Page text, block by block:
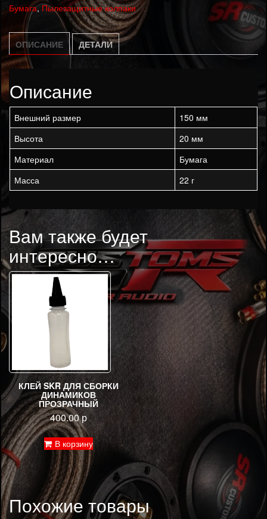
Бумага,Пылезащитные колпаки
ОПИСАНИЕ ДЕТАЛИ
Описание
Внешний размер
150 мм
Высота
20 мм
Материал
Бумага
Масса
22 г
Вам также будет
интересно…
КЛЕЙ SKR ДЛЯ СБОРКИ
ДИНАМИКОВ
ПРОЗРАЧНЫЙ
400.00р
В корзину
Похожие товары